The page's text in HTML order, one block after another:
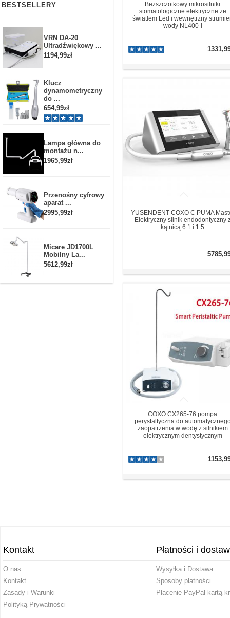
BESTSELLERY
VRN DA-20
Ultradźwiękowy ...
1194,99zł
Klucz
dynamometryczny
do ...
654,99zł
Lampa główna do
montażu n...
1965,99zł
Przenośny cyfrowy
aparat ...
2995,99zł
Micare JD1700L
Mobilny La...
5612,99zł
Bezszczotkowy mikrosilniki
stomatologiczne elektryczne ze
światłem Led i wewnętrzny
wody NL400-I
YUSENDENT COXO C PUMA
Elektryczny silnik endodontyczny
kątnicą 6:1 i 1:5
COXO CX265-76 pompa
perystaltyczna do
zaopatrzenia w wodę z silnikiem
elektrycznym dentystycznym
Kontakt
O nas
Kontakt
Zasady i Warunki
Polityką Prywatności
Płatności i
Wysyłka i Dostawa
Sposoby płatności
Płacenie PayPal kartą